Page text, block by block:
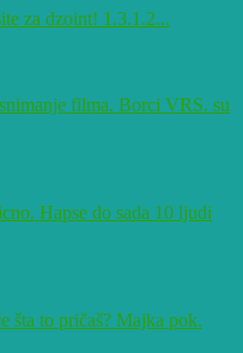
za dzoint! 1.3.1.2...
filma. Borci VRS. su
Hapse do sada 10 ljudi
šta to pričaš? Majka pok.